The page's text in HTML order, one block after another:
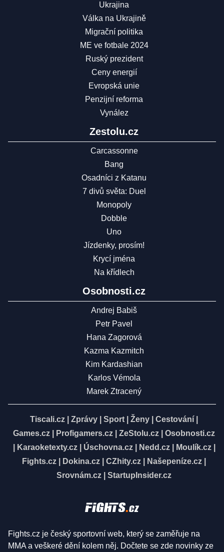
Ukrajina
Válka na Ukrajině
Migrační politika
ME ve fotbale 2024
Ruský prezident
Ceny energií
Evropská unie
Penzijní reforma
Vynález
Zestolu.cz
Carcassonne
Bang
Osadníci z Katanu
7 divů světa: Duel
Monopoly
Dobble
Uno
Jízdenky, prosím!
Krycí jména
Na křídlech
Osobnosti.cz
Andrej Babiš
Petr Pavel
Hana Zagorová
Kazma Kazmitch
Kim Kardashian
Karlos Vémola
Marek Ztracený
Tiscali.cz Zprávy Sport Ženy Cestování
Games.cz
Profigamers.cz ZeStolu.cz
Osobnosti.cz
Karaoketexty.cz| Úschovna.cz| Nedd.cz| Moulík.cz|
Fights.cz
Dokina.cz CZhity.cz Našepeníze.cz
Srovnám.cz
StartupInsider.cz
Fights.cz je český sportovní web, který se zaměřuje na
MMA a veškeré dění kolem něj. Dočtete se zde novinky ze